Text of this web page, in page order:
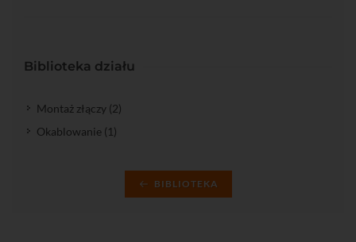
Biblioteka działu
Montaż złączy (2)
Okablowanie (1)
BIBLIOTEKA